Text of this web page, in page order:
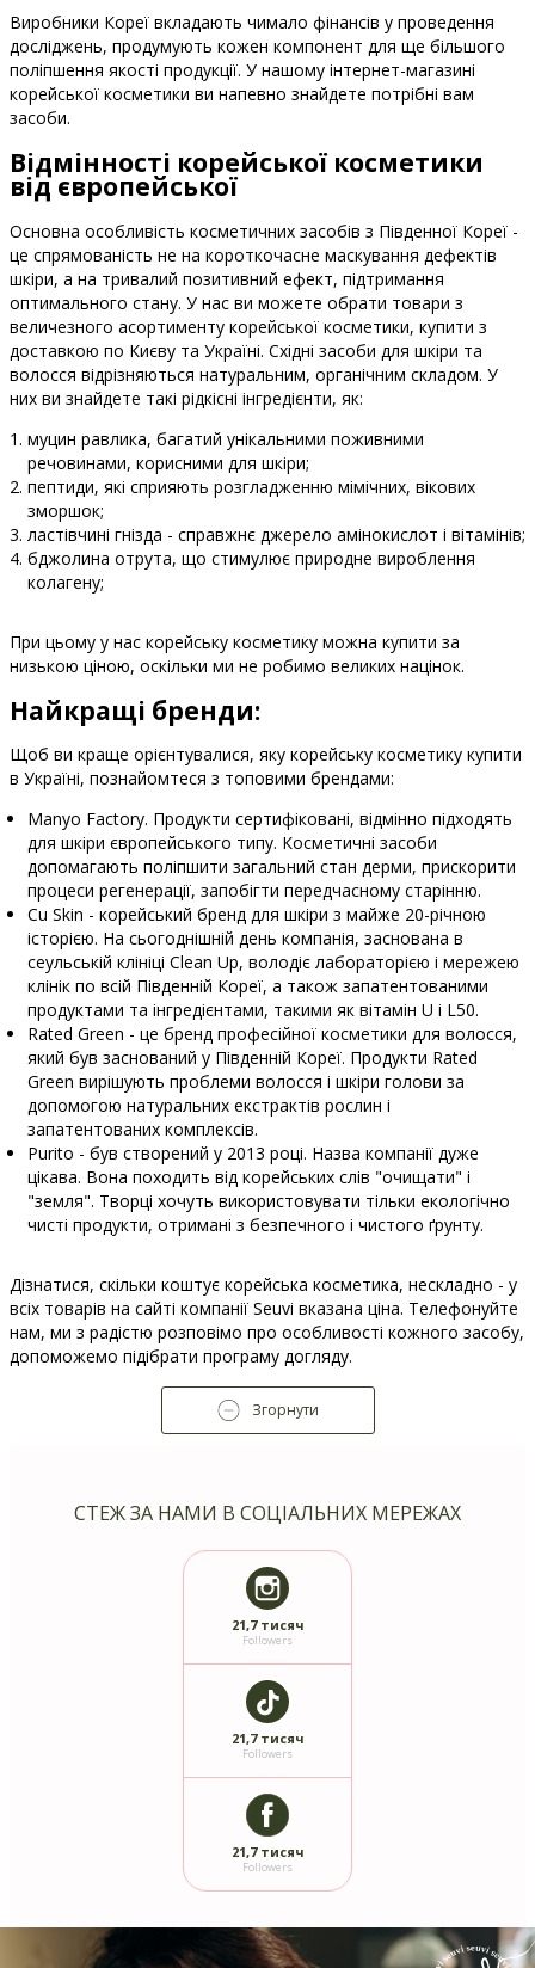
Виробники Кореї вкладають чимало фінансів у проведення
досліджень, продумують кожен компонент для ще більшого
поліпшення якості продукції. У нашому інтернет-магазині
корейської косметики ви напевно знайдете потрібні вам
засоби.
Відмінності корейської косметики
від європейської
Основна особливість косметичних засобів з Південної Кореї -
це спрямованість не на короткочасне маскування дефектів
шкіри, а на тривалий позитивний ефект, підтримання
оптимального стану. У нас ви можете обрати товари з
величезного асортименту корейської косметики, купити з
доставкою по Києву та Україні. Східні засоби для шкіри та
волосся відрізняються натуральним, органічним складом. У
них ви знайдете такі рідкісні інгредієнти, як:
муцин равлика, багатий унікальними поживними
речовинами, корисними для шкіри;
пептиди, які сприяють розгладженню мімічних, вікових
зморшок;
ластівчині гнізда - справжнє джерело амінокислот і вітамінів;
бджолина отрута, що стимулює природне вироблення
колагену;
При цьому у нас корейську косметику можна купити за
низькою ціною, оскільки ми не робимо великих націнок.
Найкращі бренди:
Щоб ви краще орієнтувалися, яку корейську косметику купити
в Україні, познайомтеся з топовими брендами:
Manyo Factory. Продукти сертифіковані, відмінно підходять
для шкіри європейського типу. Косметичні засоби
допомагають поліпшити загальний стан дерми, прискорити
процеси регенерації, запобігти передчасному старінню.
Cu Skin - корейський бренд для шкіри з майже 20-річною
історією. На сьогоднішній день компанія, заснована в
сеульській клініці Clean Up, володіє лабораторією і мережею
клінік по всій Південній Кореї, а також запатентованими
продуктами та інгредієнтами, такими як вітамін U і L50.
Rated Green - це бренд професійної косметики для волосся,
який був заснований у Південній Кореї. Продукти Rated
Green вирішують проблеми волосся і шкіри голови за
допомогою натуральних екстрактів рослин і
запатентованих комплексів.
Purito - був створений у 2013 році. Назва компанії дуже
цікава. Вона походить від корейських слів "очищати" і
"земля". Творці хочуть використовувати тільки екологічно
чисті продукти, отримані з безпечного і чистого ґрунту.
Дізнатися, скільки коштує корейська косметика, нескладно - у
всіх товарів на сайті компанії Seuvi вказана ціна. Телефонуйте
нам, ми з радістю розповімо про особливості кожного засобу,
допоможемо підібрати програму догляду.
Згорнути
СТЕЖ ЗА НАМИ В СОЦІАЛЬНИХ МЕРЕЖАХ
21,7 тисяч
Followers
21,7 тисяч
Followers
21,7 тисяч
Followers